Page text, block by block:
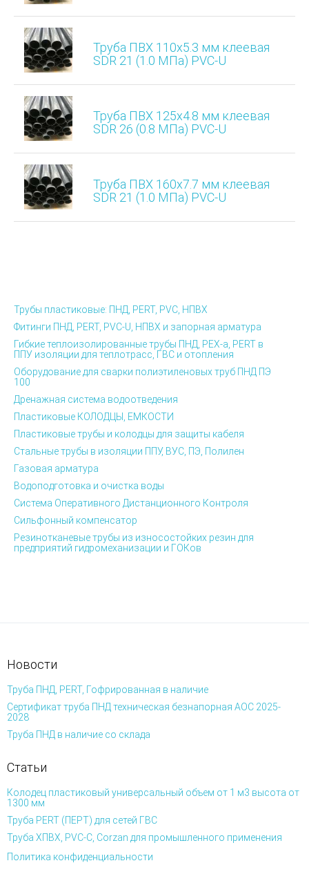
Труба ПВХ 110х5.3 мм клеевая
SDR 21 (1.0 МПа) PVC-U
Труба ПВХ 125х4.8 мм клеевая
SDR 26 (0.8 МПа) PVC-U
Труба ПВХ 160х7.7 мм клеевая
SDR 21 (1.0 МПа) PVC-U
Трубы пластиковые: ПНД, PERT, PVC, НПВХ
Фитинги ПНД, PERT, PVC-U, НПВХ и запорная арматура
Гибкие теплоизолированные трубы ПНД, PEX-а, PERT в
ППУ изоляции для теплотрасс, ГВС и отопления
Оборудование для сварки полиэтиленовых труб ПНД ПЭ
100
Дренажная система водоотведения
Пластиковые КОЛОДЦЫ, ЕМКОСТИ
Пластиковые трубы и колодцы для защиты кабеля
Стальные трубы в изоляции ППУ, ВУС, ПЭ, Полилен
Газовая арматура
Водоподготовка и очистка воды
Система Оперативного Дистанционного Контроля
Сильфонный компенсатор
Резинотканевые трубы из износостойких резин для
предприятий гидромеханизации и ГОКов
Новости
Труба ПНД, PERT, Гофрированная в наличие
Сертификат труба ПНД техническая безнапорная АОС 2025-
2028
Труба ПНД в наличие со склада
Статьи
Колодец пластиковый универсальный объем от 1 м3 высота от
1300 мм
Труба PERT (ПЕРТ) для сетей ГВС
Труба ХПВХ, PVC-C, Corzan для промышленного применения
Политика конфиденциальности